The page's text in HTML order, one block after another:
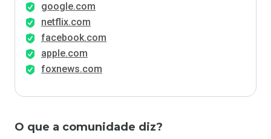
google.com
netflix.com
facebook.com
apple.com
foxnews.com
O que a comunidade diz?